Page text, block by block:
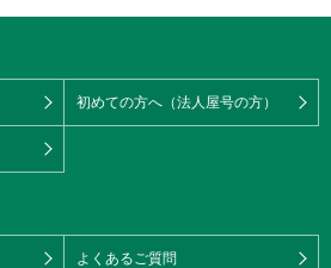
初めての方へ（法人屋号の方）
よくあるご質問